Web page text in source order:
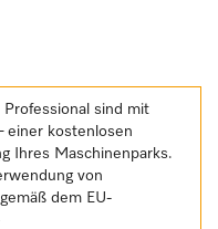
sind mit
einer kostenlosen
Ihres Maschinenparks.
von
dem EU-